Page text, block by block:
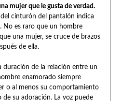
mujer que le gusta de verdad.
cinturón del pantalón indica
No es raro que un hombre
una mujer, se cruce de brazos
de ella.
duración de la relación entre un
enamorado siempre
o al menos su comportamiento
su adoración. La voz puede